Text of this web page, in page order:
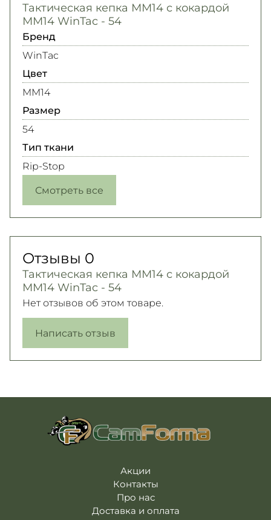
Тактическая кепка ММ14 с кокардой
ММ14 WinTac - 54
Бренд
WinTac
Цвет
MM14
Размер
54
Тип ткани
Rip-Stop
Смотреть все
Отзывы 0
Тактическая кепка ММ14 с кокардой
ММ14 WinTac - 54
Нет отзывов об этом товаре.
Написать отзыв
Акции
Контакты
Про нас
Доставка и оплата